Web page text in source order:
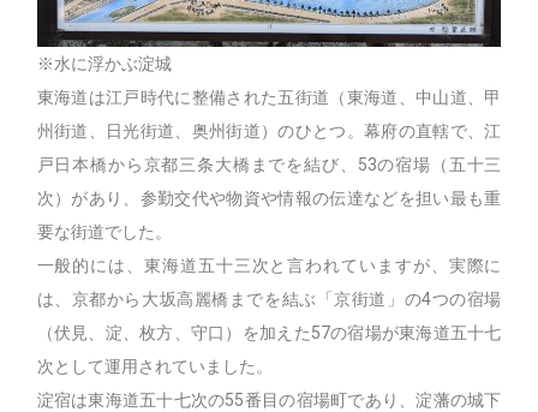
※水に浮かぶ淀城
東海道は江戸時代に整備された五街道（東海道、中山道、甲
州街道、日光街道、奥州街道）のひとつ。幕府の直轄で、江
戸日本橋から京都三条大橋までを結び、53の宿場（五十三
次）があり、参勤交代や物資や情報の伝達などを担い最も重
要な街道でした。
一般的には、東海道五十三次と言われていますが、実際に
は、京都から大坂高麗橋までを結ぶ「京街道」の4つの宿場
（伏見、淀、枚方、守口）を加えた57の宿場が東海道五十七
次として運用されていました。
淀宿は東海道五十七次の55番目の宿場町であり、淀藩の城下